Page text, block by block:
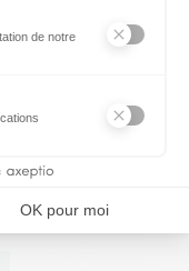
S1000R 2017-2018
restant Homologué
€ -5%
de notre
OK pour moi